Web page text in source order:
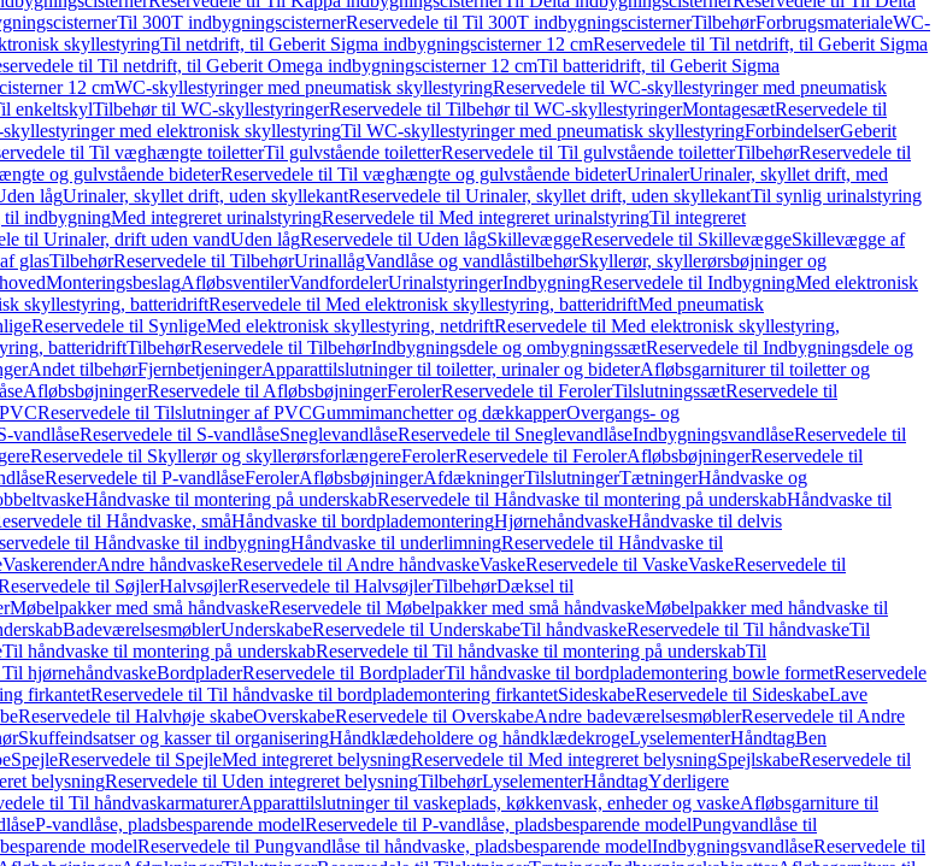
Til 300T indbygningscisternerReservedele til Til 300T indbygningscisternerTilbehørForbrugsmaterialeWC-
skyllestyringTil netdrift, til Geberit Sigma indbygningscisterner 12 cmReservedele til Til netdrift, til Geberit Sigma
til Til netdrift, til Geberit Omega indbygningscisterner 12 cmTil batteridrift, til Geberit Sigma
12 cmWC-skyllestyringer med pneumatisk skyllestyringReservedele til WC-skyllestyringer med pneumatisk
enkeltskylTilbehør til WC-skyllestyringerReservedele til Tilbehør til WC-skyllestyringerMontagesætReservedele til
med elektronisk skyllestyringTil WC-skyllestyringer med pneumatisk skyllestyringForbindelserGeberit
til Til væghængte toiletterTil gulvstående toiletterReservedele til Til gulvstående toiletterTilbehørReservedele til
og gulvstående bideterReservedele til Til væghængte og gulvstående bideterUrinalerUrinaler, skyllet drift, med
lågUrinaler, skyllet drift, uden skyllekantReservedele til Urinaler, skyllet drift, uden skyllekantTil synlig urinalstyring
til indbygningMed integreret urinalstyringReservedele til Med integreret urinalstyringTil integreret
til Urinaler, drift uden vandUden lågReservedele til Uden lågSkillevæggeReservedele til SkillevæggeSkillevægge af
glasTilbehørReservedele til TilbehørUrinallågVandlåse og vandlåstilbehørSkyllerør, skyllerørsbøjninger og
MonteringsbeslagAfløbsventilerVandfordelerUrinalstyringerIndbygningReservedele til IndbygningMed elektronisk
skyllestyring, batteridriftReservedele til Med elektronisk skyllestyring, batteridriftMed pneumatisk
Reservedele til SynligeMed elektronisk skyllestyring, netdriftReservedele til Med elektronisk skyllestyring,
batteridriftTilbehørReservedele til TilbehørIndbygningsdele og ombygningssætReservedele til Indbygningsdele og
Andet tilbehørFjernbetjeningerApparattilslutninger til toiletter, urinaler og bideterAfløbsgarniturer til toiletter og
AfløbsbøjningerReservedele til AfløbsbøjningerFerolerReservedele til FerolerTilslutningssætReservedele til
Reservedele til Tilslutninger af PVCGummimanchetter og dækkapperOvergangs- og
vandlåseReservedele til S-vandlåseSneglevandlåseReservedele til SneglevandlåseIndbygningsvandlåseReservedele til
Reservedele til Skyllerør og skyllerørsforlængereFerolerReservedele til FerolerAfløbsbøjningerReservedele til
Reservedele til P-vandlåseFerolerAfløbsbøjningerAfdækningerTilslutningerTætningerHåndvaske og
Håndvaske til montering på underskabReservedele til Håndvaske til montering på underskabHåndvaske til
til Håndvaske, småHåndvaske til bordplademonteringHjørnehåndvaskeHåndvaske til delvis
til Håndvaske til indbygningHåndvaske til underlimningReservedele til Håndvaske til
VaskerenderAndre håndvaskeReservedele til Andre håndvaskeVaskeReservedele til VaskeVaskeReservedele til
til SøjlerHalvsøjlerReservedele til HalvsøjlerTilbehørDæksel til
Møbelpakker med små håndvaskeReservedele til Møbelpakker med små håndvaskeMøbelpakker med håndvaske til
BadeværelsesmøblerUnderskabeReservedele til UnderskabeTil håndvaskeReservedele til Til håndvaskeTil
Til håndvaske til montering på underskabReservedele til Til håndvaske til montering på underskabTil
hjørnehåndvaskeBordpladerReservedele til BordpladerTil håndvaske til bordplademontering bowle formetReservedele
firkantetReservedele til Til håndvaske til bordplademontering firkantetSideskabeReservedele til SideskabeLave
Reservedele til Halvhøje skabeOverskabeReservedele til OverskabeAndre badeværelsesmøblerReservedele til Andre
Skuffeindsatser og kasser til organiseringHåndklædeholdere og håndklædekrogeLyselementerHåndtagBen
SpejleReservedele til SpejleMed integreret belysningReservedele til Med integreret belysningSpejlskabeReservedele til
belysningReservedele til Uden integreret belysningTilbehørLyselementerHåndtagYderligere
til Til håndvaskarmaturerApparattilslutninger til vaskeplads, køkkenvask, enheder og vaskeAfløbsgarniture til
P-vandlåse, pladsbesparende modelReservedele til P-vandlåse, pladsbesparende modelPungvandlåse til
modelReservedele til Pungvandlåse til håndvaske, pladsbesparende modelIndbygningsvandlåseReservedele til